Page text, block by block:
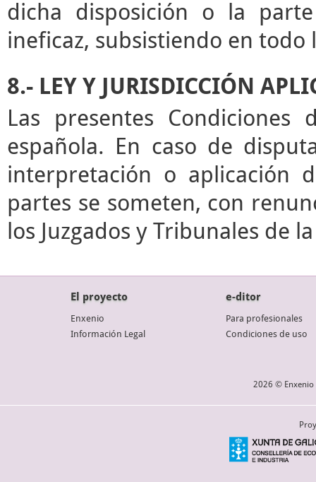
dicha disposición o la
ineficaz, subsistiendo en todo
8.- LEY Y JURISDICCIÓN
Las presentes
española. En caso de
interpretación o aplicación
partes se someten, con
los Juzgados y Tribunales de
El proyecto
Enxenio
Información Legal
e-ditor
Para profesionales
Condiciones de uso
2026 © Enxenio